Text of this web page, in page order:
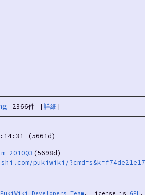
2366件 [詳細]
(5661d)
2010Q3 (5698d)
pukiwiki/?cmd=s&k=f74de21e17